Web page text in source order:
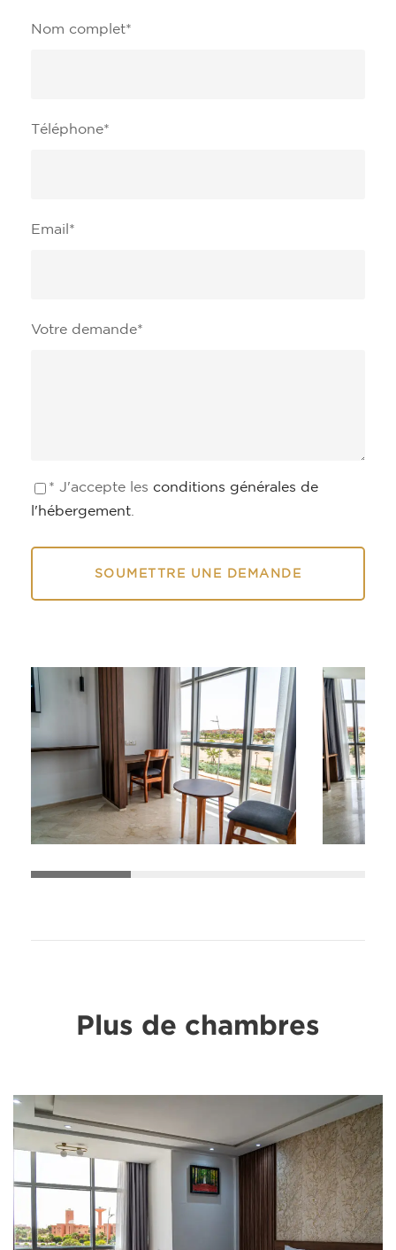
Nom complet*
Téléphone*
Email*
Votre demande*
* J'accepte les conditions générales de
l'hébergement
Plus de chambres